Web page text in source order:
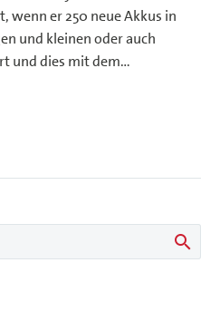
er 250 neue Akkus in
und kleinen oder auch
und dies mit dem…